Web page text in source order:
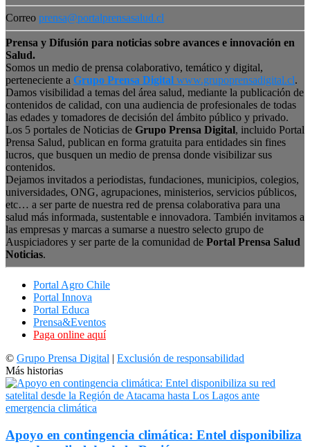
Correo prensa@portalprensasalud.cl
Prensa y Difusión para noticias sobre avances e innovación en
Salud.
Somos un medio de prensa colaborativo, temático y digital,
perteneciente a Grupo Prensa Digital www.grupoprensadigital.cl.
Damos visibilidad a temas del área salud, mediante la publicación de
contenidos de calidad, con una audiencia de profesionales de todas
las edades y tomadores de decisión del ámbito público y privado.
Los 5 portales de Noticias de Grupo Prensa Digital, incluido Portal
Prensa Salud, publican en forma gratuita para entidades sin fines
lucros, que busquen un medio de prensa donde visibilizar sus
contenidos.
Dejamos invitados a periodistas, fundaciones, municipios, colegios,
universidades, ONG, agrupaciones, ministerios, servicios públicos,
etc… a ser parte de nuestra red de prensa colaborativa para una
salud más informada, sustentable e innovadora. También invitamos a
las empresas y marcas a sumarse a nuestro selecto grupo de
Auspiciadores y ser parte de la comunidad de Portal Prensa Salud
Noticias.
Portal Agro Chile
Portal Innova
Portal Educa
Prensa&Eventos
Paga online aquí
© Grupo Prensa Digital | Exclusión de responsabilidad
Más historias
Apoyo en contingencia climática: Entel disponibiliza